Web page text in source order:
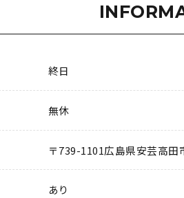
終日
無休
〒739-1101広島県安芸高田
あり